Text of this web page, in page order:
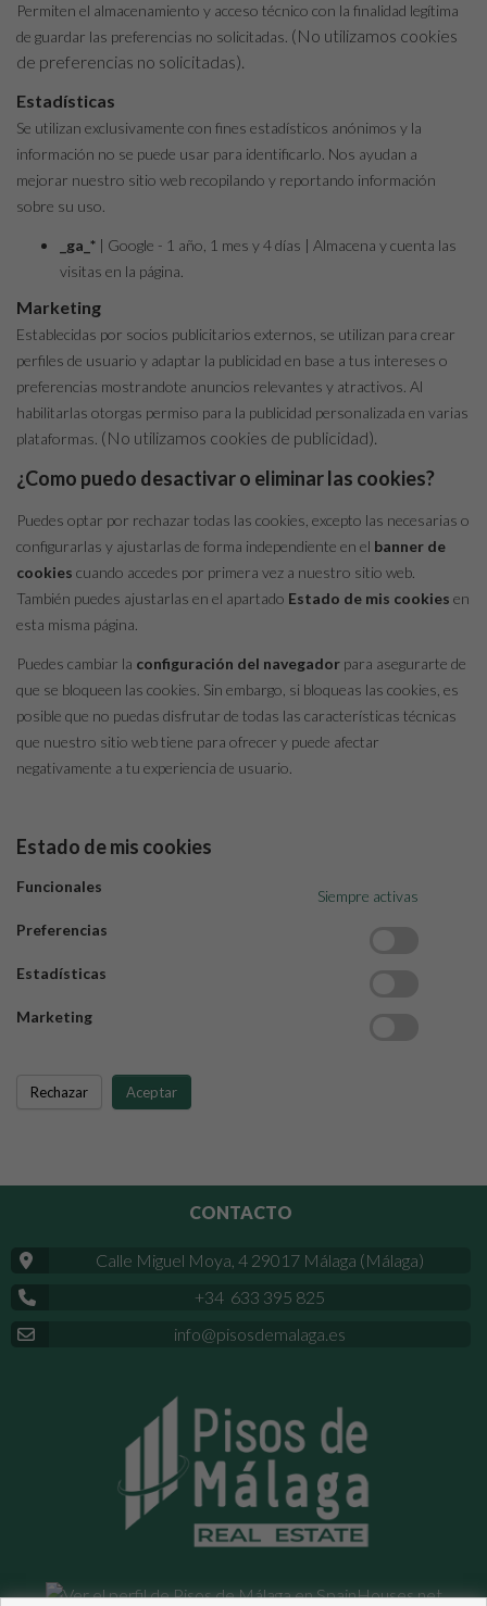
Permiten el almacenamiento y acceso técnico con la finalidad legítima
de guardar las preferencias no solicitadas. (No utilizamos cookies
de preferencias no solicitadas).
Estadísticas
Se utilizan exclusivamente con fines estadísticos anónimos y la
información no se puede usar para identificarlo. Nos ayudan a
mejorar nuestro sitio web recopilando y reportando información
sobre su uso.
_ga_* | Google - 1 año, 1 mes y 4 días | Almacena y cuenta las
visitas en la página.
Marketing
Establecidas por socios publicitarios externos, se utilizan para crear
perfiles de usuario y adaptar la publicidad en base a tus intereses o
preferencias mostrandote anuncios relevantes y atractivos. Al
habilitarlas otorgas permiso para la publicidad personalizada en varias
plataformas. (No utilizamos cookies de publicidad).
¿Como puedo desactivar o eliminar las cookies?
Puedes optar por rechazar todas las cookies, excepto las necesarias o
configurarlas y ajustarlas de forma independiente en el banner de
cookies cuando accedes por primera vez a nuestro sitio web.
También puedes ajustarlas en el apartado Estado de mis cookies en
esta misma página.
Puedes cambiar la configuración del navegador para asegurarte de
que se bloqueen las cookies. Sin embargo, si bloqueas las cookies, es
posible que no puedas disfrutar de todas las características técnicas
que nuestro sitio web tiene para ofrecer y puede afectar
negativamente a tu experiencia de usuario.
Estado de mis cookies
Funcionales
Siempre activas
Preferencias
Estadísticas
Marketing
CONTACTO
Calle Miguel Moya, 4 29017 Málaga (Málaga)
+34 633 395 825
info@pisosdemalaga.es